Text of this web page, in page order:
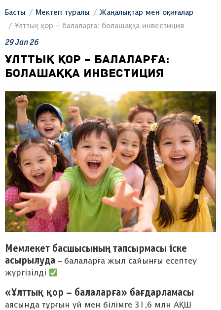
Басты Мектеп туралы
Жаңалықтар мен оқиғалар
Ұлттық қор – балаларға: болашаққа инвестиция
29Jan26
ҰЛТТЫҚ ҚОР – БАЛАЛАРҒА:
БОЛАШАҚҚА ИНВЕСТИЦИЯ
Мемлекет басшысының тапсырмасы іске
асырылуда – балаларға жыл сайынғы есептеу
жүргізілді
«Ұлттық қор – балаларға» бағдарламасы
аясында тұрғын үй мен білімге 31,6 млн АҚШ